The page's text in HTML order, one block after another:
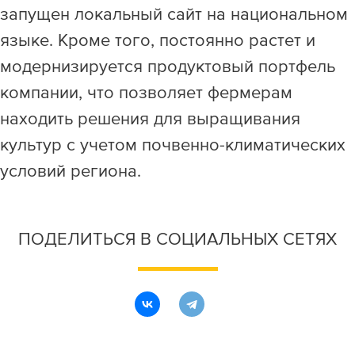
запущен локальный сайт на национальном
языке. Кроме того, постоянно растет и
модернизируется продуктовый портфель
компании, что позволяет фермерам
находить решения для выращивания
культур с учетом почвенно-климатических
условий региона.
ПОДЕЛИТЬСЯ В СОЦИАЛЬНЫХ СЕТЯХ